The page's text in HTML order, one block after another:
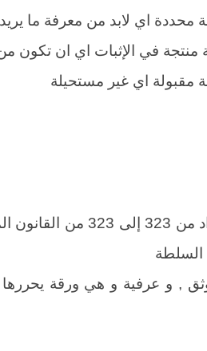
محددة اي لابد من معرفة ما
منتجة في الإثبات اي ان تكون من
مقبولة اي غير مستحيلة
نصت عليها المواد
السلطة
, و عرفية و هي ورقة يحررها